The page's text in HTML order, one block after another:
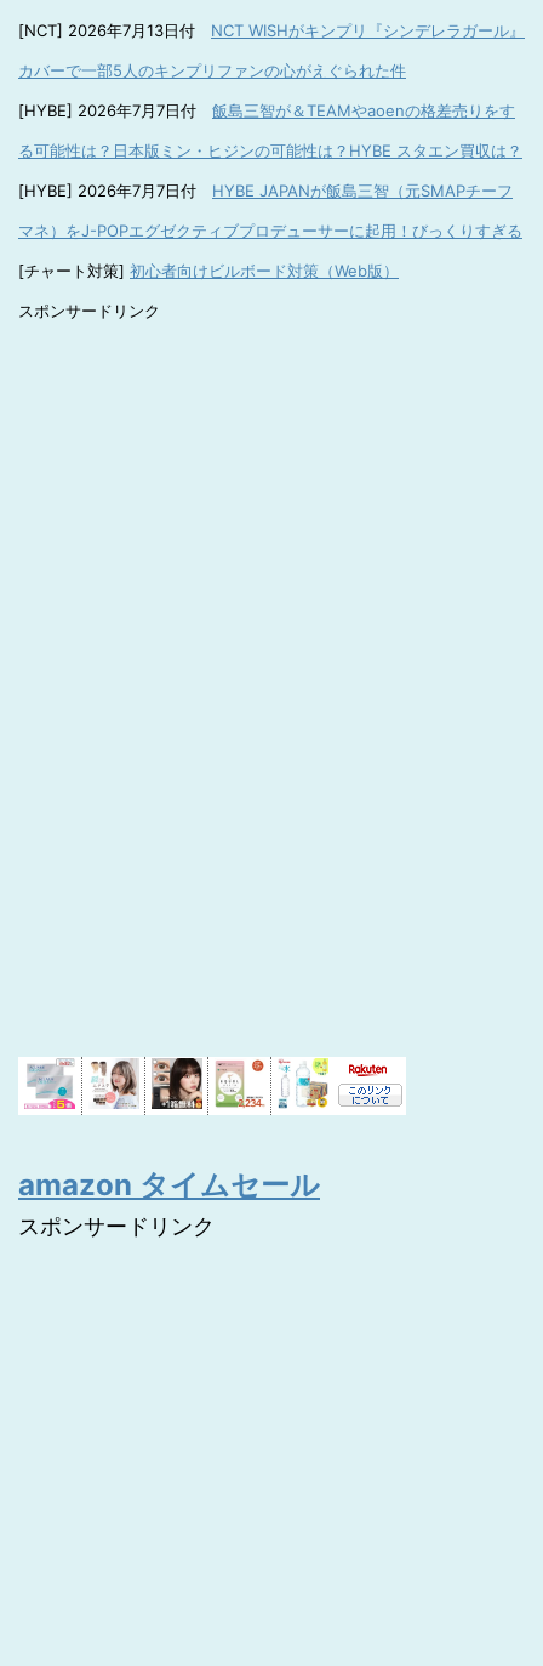
[NCT] 2026年7月13日付 NCT WISHがキンプリ『シンデレラガール』
カバーで一部5人のキンプリファンの心がえぐられた件
[HYBE] 2026年7月7日付 飯島三智が＆TEAMやaoenの格差売りをす
る可能性は？日本版ミン・ヒジンの可能性は？HYBE スタエン買収は？
[HYBE] 2026年7月7日付 HYBE JAPANが飯島三智（元SMAPチーフ
マネ）をJ-POPエグゼクティブプロデューサーに起用！びっくりすぎる
[チャート対策] 初心者向けビルボード対策（Web版）
スポンサードリンク
amazon タイムセール
スポンサードリンク